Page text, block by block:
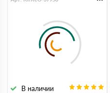
В наличии